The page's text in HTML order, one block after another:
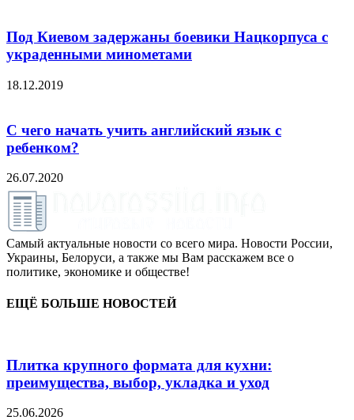
Под Киевом задержаны боевики Нацкорпуса с
украденными минометами
18.12.2019
С чего начать учить английский язык с
ребенком?
26.07.2020
Самый актуальные новости со всего мира. Новости России,
Украины, Белоруси, а также мы Вам расскажем все о
политике, экономике и обществе!
ЕЩЁ БОЛЬШЕ НОВОСТЕЙ
Плитка крупного формата для кухни:
преимущества, выбор, укладка и уход
25.06.2026